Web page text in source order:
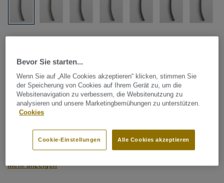
Tarkett Zubehör Komplettsortiment
Schweißschnur für PVC-Böden
- Multicolour GREY 0168
zweier PVC-Bahnen verwendet und sorgen für eine
wasserdichte und geschlossene Oberfläche, Grundlage für
Schweißschnüre sind erhältlich in den Varianten Uni und
Mehr anzeigen
Bevor Sie starten...
Wenn Sie auf „Alle Cookies akzeptieren“ klicken, stimmen Sie
der Speicherung von Cookies auf Ihrem Gerät zu, um die
Websitenavigation zu verbessern, die Websitenutzung zu
analysieren und unsere Marketingbemühungen zu unterstützen.
Cookies
Alle Cookies akzeptieren
Cookie-Einstellungen